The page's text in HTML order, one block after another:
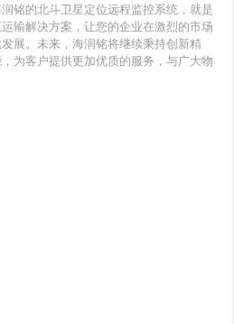
铭的北斗卫星定位远程监控系统，就是
输解决方案，让您的企业在激烈的市场
展。未来，海润铭将继续秉持创新精
为客户提供更加优质的服务，与广大物